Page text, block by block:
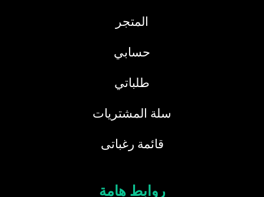
المتجر
حسابي
طلباتي
سلة المشتريات
قائمة رغباتى
روابط هامة